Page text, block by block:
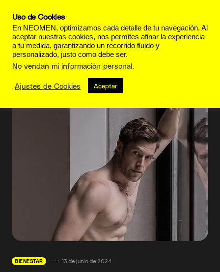
MG Motor
BIENESTAR 13 de junio de 2024
Uso de Cookies
En NEOMEN, optimizamos cada detalle de tu navegación. Al
aceptar nuestras cookies, nos permites afinar la experiencia
a tu medida, garantizando un recorrido fluido y
personalizado, justo como debe ser.
No vendan mi información personal.
Ajustes de Cookies Aceptar